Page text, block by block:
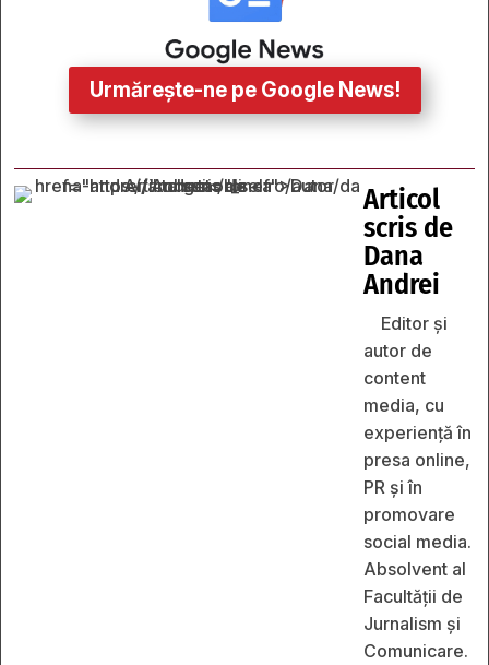
Urmărește-ne pe Google News!
Articol
scris de
Dana
Andrei
Editor și
autor de
content
media, cu
experiență în
presa online,
PR și în
promovare
social media.
Absolvent al
Facultății de
Jurnalism și
Comunicare.